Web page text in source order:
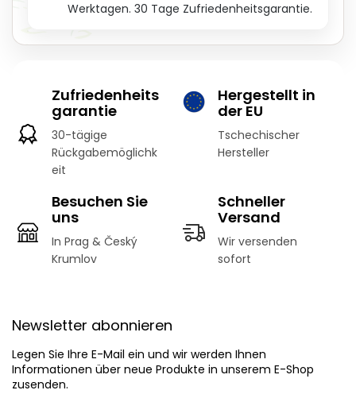
Werktagen. 30 Tage Zufriedenheitsgarantie.
Zufriedenheits
garantie
30-tägige
Rückgabemöglichk
eit
Hergestellt in
der EU
Tschechischer
Hersteller
Besuchen Sie
uns
In Prag & Český
Krumlov
Schneller
Versand
Wir versenden
sofort
Newsletter abonnieren
Legen Sie Ihre E-Mail ein und wir werden Ihnen
Informationen über neue Produkte in unserem E-Shop
zusenden.